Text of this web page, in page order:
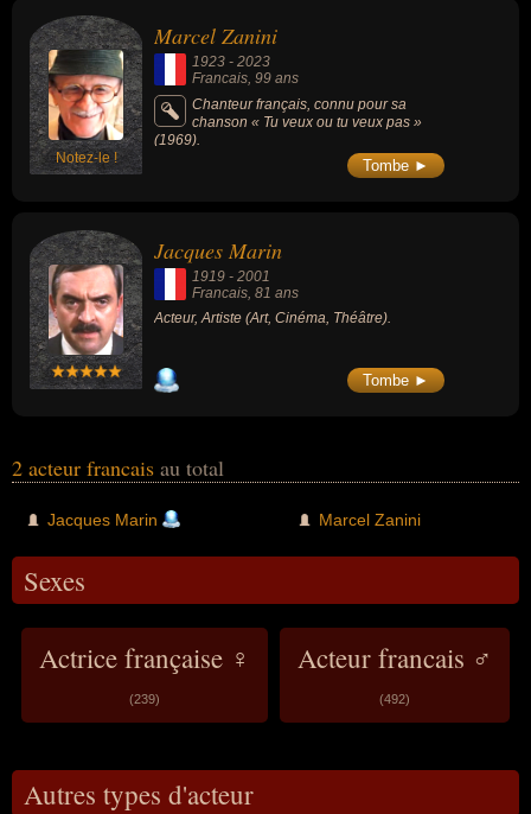
théâtre ou de variétés. Ces célébrités peuvent également avoir été
artiste, chanteur, chanteur de variétés, clarinettiste ou musicien.
Notez-le !
Marcel Zanini
1923 - 2023
Francais, 99 ans
Chanteur français, connu pour sa
chanson « Tu veux ou tu veux pas »
(1969).
Tombe ►
Jacques Marin
1919 - 2001
Francais , 81 ans
Acteur, Artiste (Art, Cinéma, Théâtre).
Tombe ►
2 acteur francais au total
Jacques Marin Marcel Zanini
Sexes
Actrice française ♀
(239)
Acteur francais ♂
(492)
Autres types d'acteur